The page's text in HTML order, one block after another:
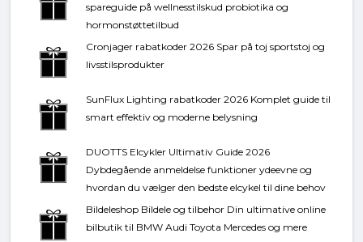
spareguide på wellnesstilskud probiotika og
hormonstøttetilbud
Cronjager rabatkoder 2026 Spar på toj sportstoj og
livsstilsprodukter
SunFlux Lighting rabatkoder 2026 Komplet guide til
smart effektiv og moderne belysning
DUOTTS Elcykler Ultimativ Guide 2026
Dybdegående anmeldelse funktioner ydeevne og
hvordan du vælger den bedste elcykel til dine behov
Bildeleshop Bildele og tilbehor Din ultimative online
bilbutik til BMW Audi Toyota Mercedes og mere